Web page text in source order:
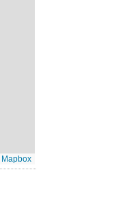
Mapbox